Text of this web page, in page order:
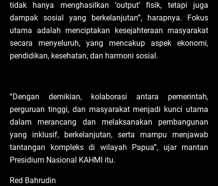
tidak hanya menghasilkan ‘output’ fisik, tetapi juga
dampak sosial yang berkelanjutan”, harapnya. Fokus
utama adalah menciptakan kesejahteraan masyarakat
secara menyeluruh, yang mencakup aspek ekonomi,
pendidikan, kesehatan, dan harmoni sosial.
“Dengan demikian, kolaborasi antara pemerintah,
perguruan tinggi, dan masyarakat menjadi kunci utama
dalam merancang dan melaksanakan pembangunan
yang inklusif, berkelanjutan, serta mampu menjawab
tantangan kompleks di wilayah Papua”, ujar mantan
Presidium Nasional KAHMI itu.
Red Bahrudin